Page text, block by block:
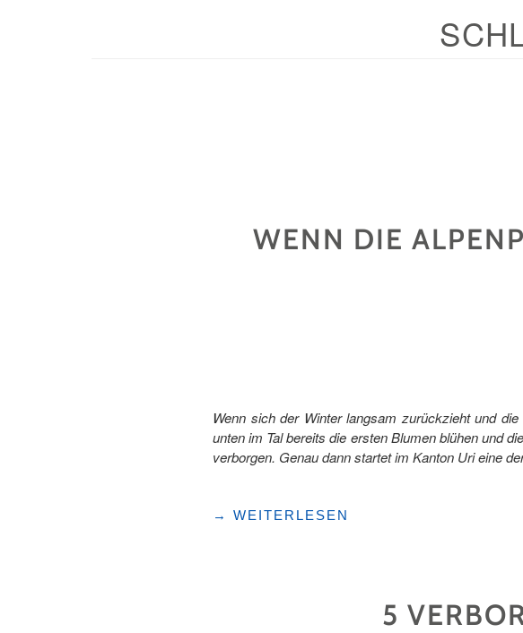
WENN DIE
Wenn sich der Winter langsam zurückzieht und
unten im Tal bereits die ersten Blumen blühen und
verborgen. Genau dann startet im Kanton Uri eine
"WENN
→ WEITERLESEN
5